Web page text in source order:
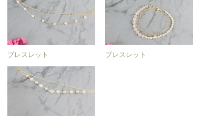
ブレスレット ブレスレット